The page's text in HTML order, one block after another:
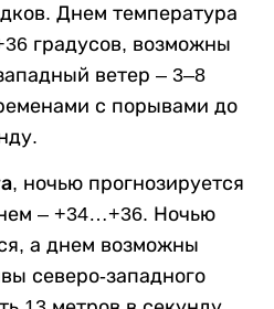
Днем температура
градусов, возможны
ветер – 3–8
с порывами до
ночью прогнозируется
– +34…+36. Ночью
а днем возможны
северо-западного